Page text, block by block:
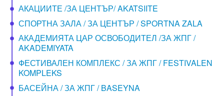
АКАЦИИТЕ /ЗА ЦЕНТЪР/ AKATSIITE
СПОРТНА ЗАЛА / ЗА ЦЕНТЪР / SPORTNA ZALA
АКАДЕМИЯТА ЦАР ОСВОБОДИТЕЛ /ЗА ЖПГ /
AKADEMIYATA
ФЕСТИВАЛЕН КОМПЛЕКС / ЗА ЖПГ / FESTIVALEN
KOMPLEKS
БАСЕЙНА / ЗА ЖПГ / BASEYNA